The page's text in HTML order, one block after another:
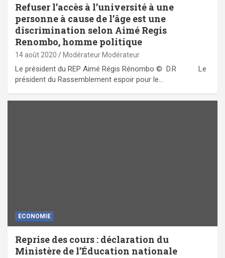
Refuser l’accès à l’université à une
personne à cause de l’âge est une
discrimination selon Aimé Regis
Renombo, homme politique
14 août 2020 Modérateur Modérateur
Le président du REP Aimé Régis Rénombo © D.R Le
président du Rassemblement espoir pour le…
ECONOMIE
Reprise des cours : déclaration du
Ministère de l’Éducation nationale